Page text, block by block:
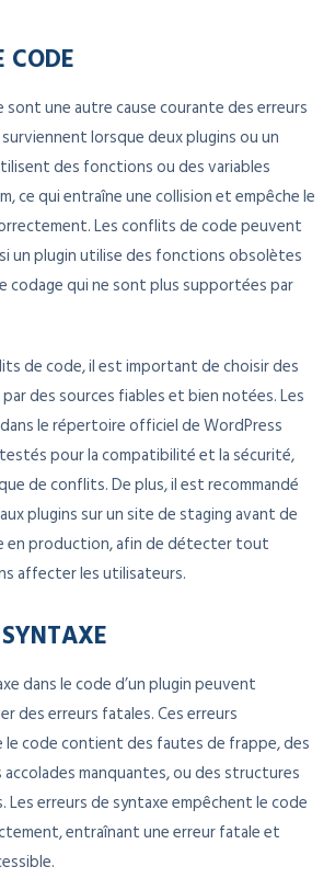
CODE
une autre cause courante des erreurs
lorsque deux plugins ou un
des fonctions ou des variables
ce qui entraîne une collision et empêche le
Les conflits de code peuvent
un plugin utilise des fonctions obsolètes
codage qui ne sont plus supportées par
de code, il est important de choisir des
des sources fiables et bien notées. Les
le répertoire officiel de WordPress
pour la compatibilité et la sécurité,
de conflits. De plus, il est recommandé
plugins sur un site de staging avant de
en production, afin de détecter tout
affecter les utilisateurs.
dans le code d’un plugin peuvent
des erreurs fatales. Ces erreurs
code contient des fautes de frappe, des
manquantes, ou des structures
erreurs de syntaxe empêchent le code
entraînant une erreur fatale et